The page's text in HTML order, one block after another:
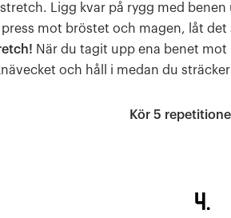
Ligg kvar på rygg med
mot bröstet och magen, låt det
När du tagit upp ena benet
och håll i medan du
Kör 5
4.